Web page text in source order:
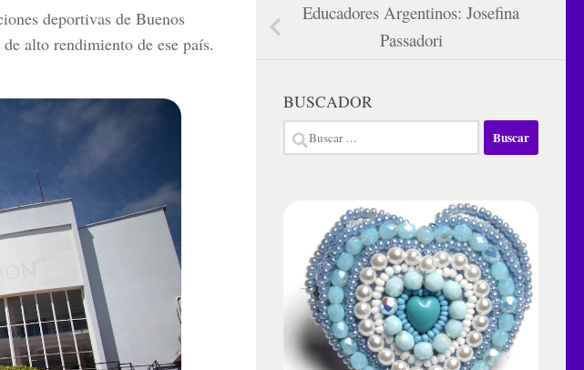
deportivas de Buenos
alto rendimiento de ese país.
Educadores Argentinos: Josefina
Passadori
BUSCADOR
Buscar: